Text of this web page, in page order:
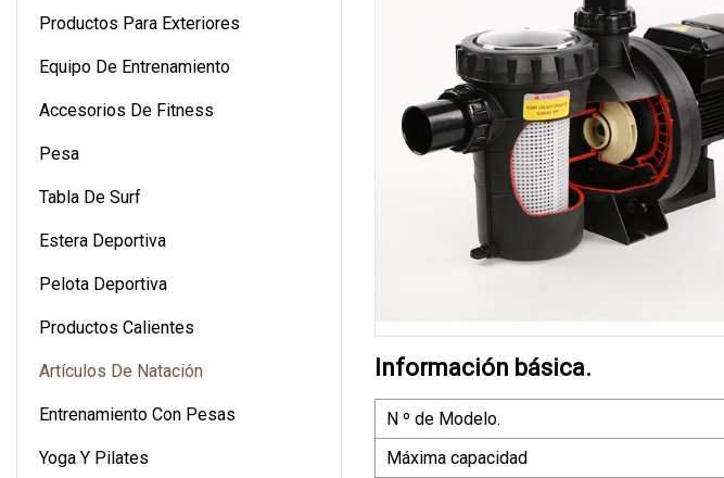
Productos Para Exteriores
Equipo De Entrenamiento
Accesorios De Fitness
Pesa
Tabla De Surf
Estera Deportiva
Pelota Deportiva
Productos Calientes
Artículos De Natación
Entrenamiento Con Pesas
Yoga Y Pilates
Información básica.
N º de Modelo.
Máxima capacidad